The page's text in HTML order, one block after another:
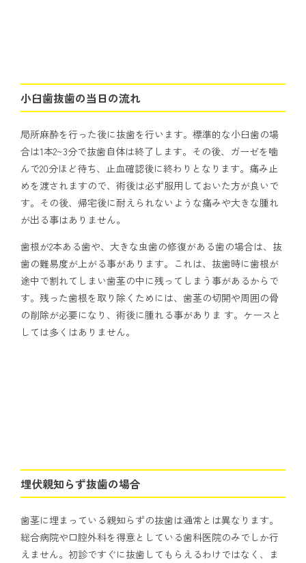
小臼歯抜歯の当日の流れ
局所麻酔を行った後に抜歯を行います。標準的な小臼歯の場
合は1本2~3分で抜歯自体は終了します。その後、ガーゼを噛
んで20分ほど待ち、止血確認後に終わりとなります。痛み止
めを渡されますので、術後は必ず服用しておいた方が良いで
す。その後、帰宅後に耐えられないような痛みや大きな腫れ
が出る事はありません。
歯根が2本ある歯や、大きな虫歯の修復がある歯の場合は、抜
歯の難易度が上がる事があります。これは、抜歯時に歯根が
途中で割れてしまい歯茎の中に残ってしまう事があるからで
す。残った歯根を取り除くためには、歯茎の切開や周囲の骨
の削除が必要になり、術後に腫れる事がありま す。ケースと
しては多くはありません。
埋伏親知らず抜歯の場合
歯茎に埋まっている親知らずの抜歯は通常とは異なります。
総合病院や口腔外科を得意としている歯科医院のみでしか行
えません。初診ですぐに抜歯してもらえるわけではなく、ま